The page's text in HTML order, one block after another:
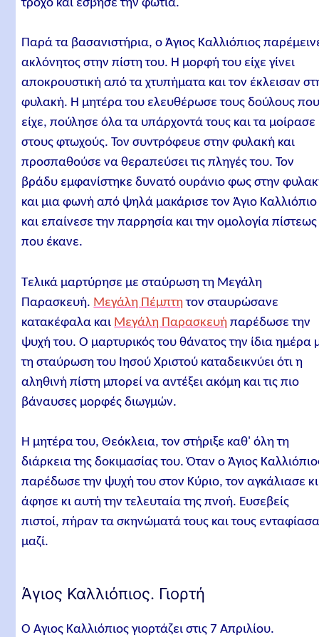
τροχό και έσβησε την φωτιά.
Παρά τα βασανιστήρια, ο Άγιος Καλλιόπιος
ακλόνητος στην πίστη του. Η μορφή του είχε γίνει
αποκρουστική από τα χτυπήματα και τον έκλεισαν
φυλακή. Η μητέρα του ελευθέρωσε τους δούλους
είχε, πούλησε όλα τα υπάρχοντά τους και τα μοίρασε
στους φτωχούς. Τον συντρόφευε στην φυλακή και
προσπαθούσε να θεραπεύσει τις πληγές του. Τον
βράδυ εμφανίστηκε δυνατό ουράνιο φως στην
και μια φωνή από ψηλά μακάρισε τον Άγιο Καλλιόπιο
και επαίνεσε την παρρησία και την ομολογία πίστεως
που έκανε.
Τελικά μαρτύρησε με σταύρωση τη Μεγάλη
Παρασκευή. Μεγάλη Πέμπτη τον σταυρώσανε
κατακέφαλα και Μεγάλη Παρασκευή παρέδωσε την
ψυχή του. Ο μαρτυρικός του θάνατος την ίδια ημέρα
τη σταύρωση του Ιησού Χριστού καταδεικνύει ότι η
αληθινή πίστη μπορεί να αντέξει ακόμη και τις πιο
βάναυσες μορφές διωγμών.
Η μητέρα του, Θεόκλεια, τον στήριξε καθ' όλη τη
διάρκεια της δοκιμασίας του. Όταν ο Άγιος
παρέδωσε την ψυχή του στον Κύριο, τον αγκάλιασε κι
άφησε κι αυτή την τελευταία της πνοή. Ευσεβείς
πιστοί, πήραν τα σκηνώματά τους και τους
μαζί.
Άγιος Καλλιόπιος. Γιορτή
Ο Άγιος Καλλιόπιος γιορτάζει στις 7 Απριλίου.